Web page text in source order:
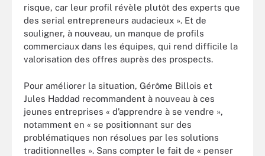
risque, car leur profil révèle plutôt des experts que
des serial entrepreneurs audacieux ». Et de
souligner, à nouveau, un manque de profils
commerciaux dans les équipes, qui rend difficile la
valorisation des offres auprès des prospects.
Pour améliorer la situation, Gérôme Billois et
Jules Haddad recommandent à nouveau à ces
jeunes entreprises « d’apprendre à se vendre »,
notamment en « se positionnant sur des
problématiques non résolues par les solutions
traditionnelles ». Sans compter le fait de « penser